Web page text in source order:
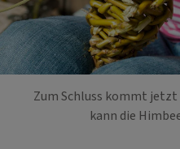
Zum Schluss kommt jetzt
kann die